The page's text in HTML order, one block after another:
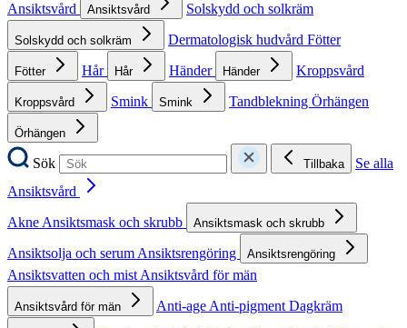
Ansiktsvård
Ansiktsvård Solskydd och solkräm
Solskydd och solkräm Dermatologisk hudvård Fötter
Fötter Hår Hår Händer Händer Kroppsvård
Kroppsvård Smink Smink Tandblekning Örhängen
Örhängen
Sök Tillbaka
Se alla
Ansiktsvård
AkneAnsiktsmask och skrubb Ansiktsmask och skrubb
Ansiktsolja och serumAnsiktsrengöring Ansiktsrengöring
Ansiktsvatten och mistAnsiktsvård för män
Ansiktsvård för män Anti-ageAnti-pigmentDagkräm